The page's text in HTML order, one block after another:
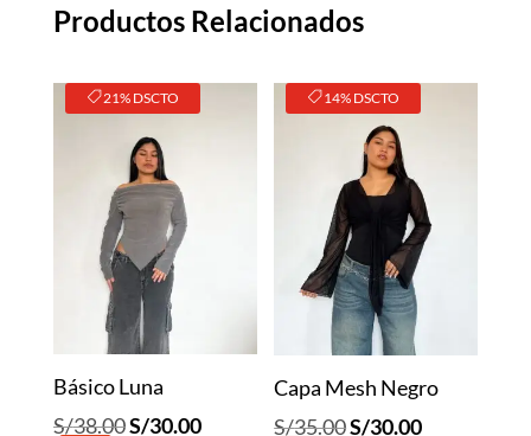
Productos Relacionados
21% DSCTO
Básico Luna
S/38.00El
S/30.00El
14% DSCTO
Capa Mesh Negro
S/35.00El
S/30.00El